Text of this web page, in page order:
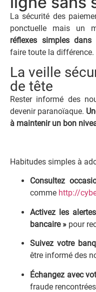
La sécurité des
ponctuelle mais un
réflexes simples
faire toute la différence.
La veille
de tête
Rester informé des
devenir paranoïaque.
à maintenir un bon
Habitudes simples à
Consultez
comme http://
Activez les
bancaire » pour
Suivez votre
être informé des
Échangez avec
fraude rencontrées